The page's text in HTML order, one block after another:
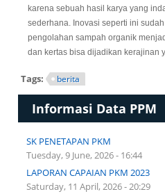
karena sebuah hasil karya yang
sederhana. Inovasi seperti ini
pengolahan sampah organik
dan kertas bisa dijadikan kerajinan
Tags: berita
Informasi Data PPM
SK PENETAPAN PKM
Tuesday, 9 June, 2026 - 16:44
LAPORAN CAPAIAN PKM 2023
Saturday, 11 April, 2026 - 20:29